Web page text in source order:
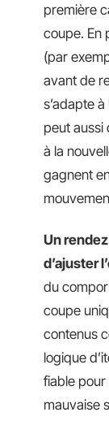
première
coupe. En
(par
avant de
s’adapte
peut aussi
à la
gagnent
Un
d’ajuster
du
coupe
contenus
logique
fiable
mauvaise